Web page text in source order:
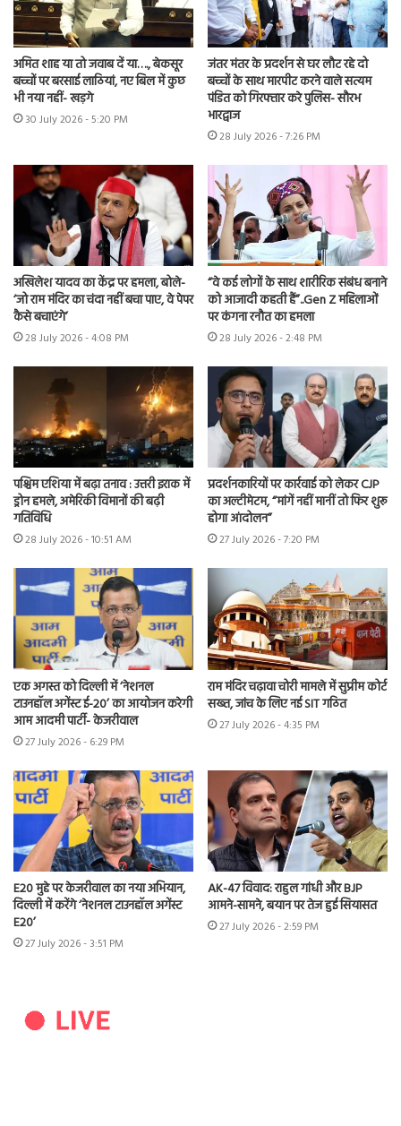
अमित शाह या तो जवाब दें या…., बेकसूर
बच्चों पर बरसाई लाठियां, नए बिल में कुछ
भी नया नहीं- खड़गे
30 July 2026 - 5:20 PM
जंतर मंतर के प्रदर्शन से घर लौट रहे दो
बच्चों के साथ मारपीट करने वाले सत्यम
पंडित को गिरफ्तार करे पुलिस- सौरभ
भारद्वाज
28 July 2026 - 7:26 PM
अखिलेश यादव का केंद्र पर हमला, बोले-
‘जो राम मंदिर का चंदा नहीं बचा पाए, वे पेपर
कैसे बचाएंगे’
28 July 2026 - 4:08 PM
“वे कई लोगों के साथ शारीरिक संबंध बनाने
को आजादी कहती हैं”..Gen Z महिलाओं
पर कंगना रनौत का हमला
28 July 2026 - 2:48 PM
पश्चिम एशिया में बढ़ा तनाव : उत्तरी इराक में
ड्रोन हमले, अमेरिकी विमानों की बढ़ी
गतिविधि
28 July 2026 - 10:51 AM
प्रदर्शनकारियों पर कार्रवाई को लेकर CJP
का अल्टीमेटम, “मांगें नहीं मानीं तो फिर शुरू
होगा आंदोलन”
27 July 2026 - 7:20 PM
एक अगस्त को दिल्ली में ‘नेशनल
टाउनहॉल अगेंस्ट ई-20’ का आयोजन करेगी
आम आदमी पार्टी- केजरीवाल
27 July 2026 - 6:29 PM
राम मंदिर चढ़ावा चोरी मामले में सुप्रीम कोर्ट
सख्त, जांच के लिए नई SIT गठित
27 July 2026 - 4:35 PM
E20 मुद्दे पर केजरीवाल का नया अभियान,
दिल्ली में करेंगे ‘नेशनल टाउनहॉल अगेंस्ट
E20’
27 July 2026 - 3:51 PM
AK-47 विवाद: राहुल गांधी और BJP
आमने-सामने, बयान पर तेज हुई सियासत
27 July 2026 - 2:59 PM